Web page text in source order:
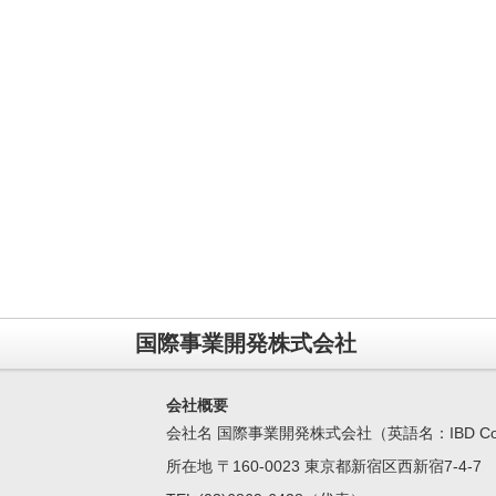
国際事業開発株式会社
会社概要
会社名 国際事業開発株式会社（英語名：IBD
所在地 〒160-0023 東京都新宿区西新宿7-4-